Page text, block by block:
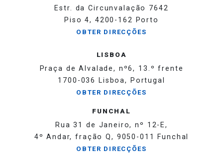
Estr. da Circunvalação 7642
Piso 4, 4200-162 Porto
OBTER DIRECÇÕES
LISBOA
Praça de Alvalade, nº6, 13.º frente
1700-036 Lisboa, Portugal
OBTER DIRECÇÕES
FUNCHAL
Rua 31 de Janeiro, nº 12-E,
4º Andar, fração Q, 9050-011 Funchal
OBTER DIRECÇÕES